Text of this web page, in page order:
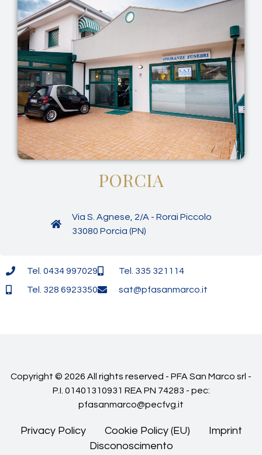
PORCIA
Via S. Agnese, 2/A - Rorai Piccolo
33080 Porcia (PN)
Tel. 0434 997029
Tel. 335 321114
Tel. 328 6923350
sat@pfasanmarco.it
Copyright © 2026 All rights reserved - PFA San Marco srl -
P.I. 01401310931 REA PN 74283 - pec:
pfasanmarco@pecfvg.it
Privacy Policy Cookie Policy (EU)
Imprint
Disconoscimento